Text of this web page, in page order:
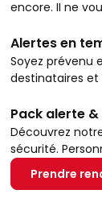
encore. II ne
Alertes en
Soyez prévenu
destinataires
Pack alerte
Découvrez
sécurité.
Prendre